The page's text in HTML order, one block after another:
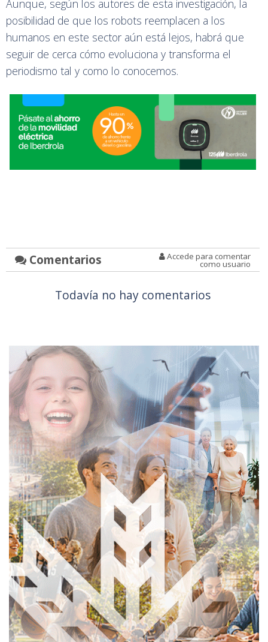
Aunque, según los autores de esta investigación, la
posibilidad de que los robots reemplacen a los
humanos en este sector aún está lejos, habrá que
seguir de cerca cómo evoluciona y transforma el
periodismo tal y como lo conocemos.
Comentarios Accede para comentar
como usuario
Todavía no hay comentarios